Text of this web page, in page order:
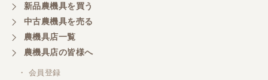
三重県／山本
共立シュレッターを受け取りました。 状態は問題な
く、エンジンも調子がよさそうです。 ありがとうご
ざいました。
新品農機具を買う
中古農機具を売る
農機具店一覧
農機具店の皆様へ
・ 会員登録